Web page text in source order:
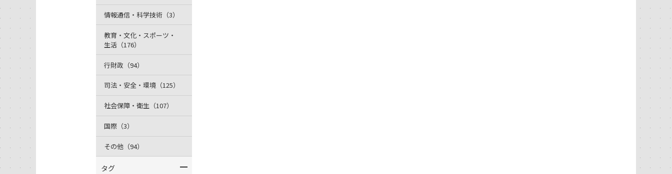
情報通信・科学技術（3）
教育・文化・スポーツ・
生活（176）
行財政（94）
司法・安全・環境（125）
社会保障・衛生（107）
国際（3）
その他（94）
タグ